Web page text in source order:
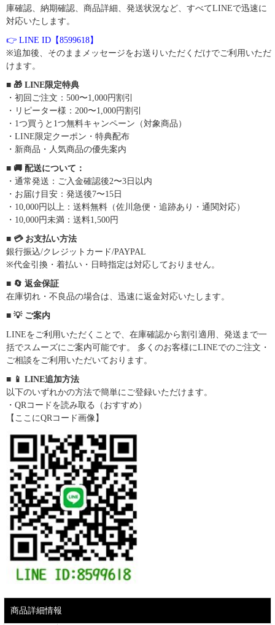
庫確認、納期確認、商品詳細、発送状況など、すべてLINEで迅速に
対応いたします。
👉 LINE ID【8599618】
※追加後、そのままメッセージをお送りいただくだけでご利用いただ
けます。
■ 🎁 LINE限定特典
・初回ご注文：500〜1,000円割引
・リピーター様：200〜1,000円割引
・1つ買うと1つ無料キャンペーン（対象商品）
・LINE限定クーポン・特典配布
・新商品・人気商品の優先案内
■ 🚚 配送について：
・通常発送：ご入金確認後2〜3日以内
・お届け目安：発送後7〜15日
・10,000円以上：送料無料（佐川急便・追跡あり・通関対応）
・10,000円未満：送料1,500円
■ 💳 お支払い方法
銀行振込/クレジットカード/PAYPAL
※代金引換・着払い・日時指定は対応しておりません。
■ 🔄 返金保証
在庫切れ・不良品の場合は、迅速に返金対応いたします。
■ 💡 ご案内
LINEをご利用いただくことで、在庫確認から割引適用、発送まで一
括でスムーズにご案内可能です。 多くのお客様にLINEでのご注文・
ご相談をご利用いただいております。
■ 📱 LINE追加方法
以下のいずれかの方法で簡単にご登録いただけます。
・QRコードを読み取る（おすすめ）
【ここにQRコード画像】
商品詳細情報